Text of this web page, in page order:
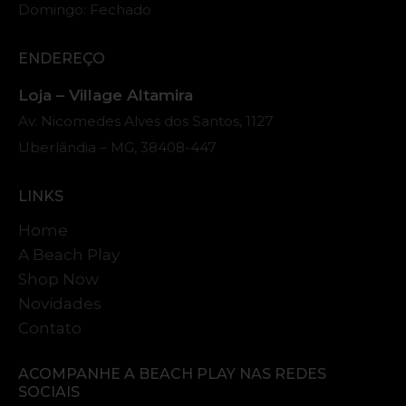
Domingo: Fechado
ENDEREÇO
Loja – Village Altamira
Av. Nicomedes Alves dos Santos, 1127
Uberlândia – MG, 38408-447
LINKS
Home
A Beach Play
Shop Now
Novidades
Contato
ACOMPANHE A BEACH PLAY NAS REDES
SOCIAIS